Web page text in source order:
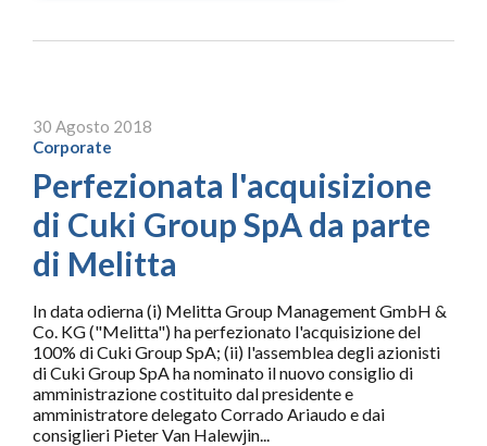
30 Agosto 2018
Corporate
Perfezionata l'acquisizione
di Cuki Group SpA da parte
di Melitta
In data odierna (i) Melitta Group Management GmbH &
Co. KG ("Melitta") ha perfezionato l'acquisizione del
100% di Cuki Group SpA; (ii) l'assemblea degli azionisti
di Cuki Group SpA ha nominato il nuovo consiglio di
amministrazione costituito dal presidente e
amministratore delegato Corrado Ariaudo e dai
consiglieri Pieter Van Halewjin...